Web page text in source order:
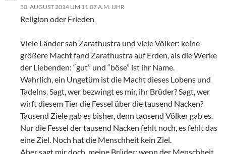
30. AUGUST 2014 UM 11:07 A.M. UHR
Religion oder Frieden
Viele Länder sah Zarathustra und viele Völker: keine
größere Macht fand Zarathustra auf Erden, als die Werke
der Liebenden: “gut” und “böse” ist ihr Name.
Wahrlich, ein Ungetüm ist die Macht dieses Lobens und
Tadelns. Sagt, wer bezwingt es mir, ihr Brüder? Sagt, wer
wirft diesem Tier die Fessel über die tausend Nacken?
Tausend Ziele gab es bisher, denn tausend Völker gab es.
Nur die Fessel der tausend Nacken fehlt noch, es fehlt das
eine Ziel. Noch hat die Menschheit kein Ziel.
Aber sagt mir doch, meine Brüder: wenn der Menschheit